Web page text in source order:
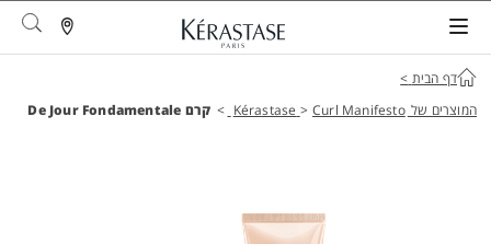
דף הבית >
המוצרים של Kérastase
> Curl Manifesto
> קרם De Jour Fondamentale